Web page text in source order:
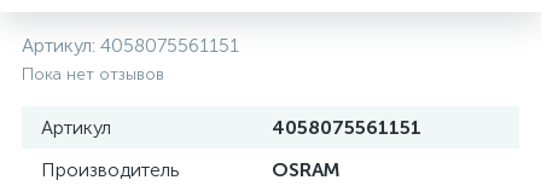
Артикул: 4058075561151
Пока нет отзывов
Артикул
4058075561151
Производитель
OSRAM